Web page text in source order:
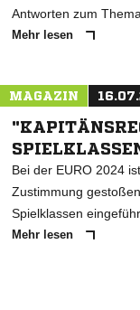
Antworten zum
Mehr lesen
MAGAZIN
Bei der EURO 2024
Zustimmung
Spielklassen
Mehr lesen